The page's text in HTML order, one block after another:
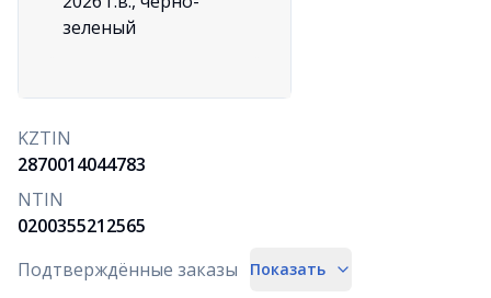
KZTIN
2870014044783
NTIN
0200355212565
Подтверждённые заказы
Показать